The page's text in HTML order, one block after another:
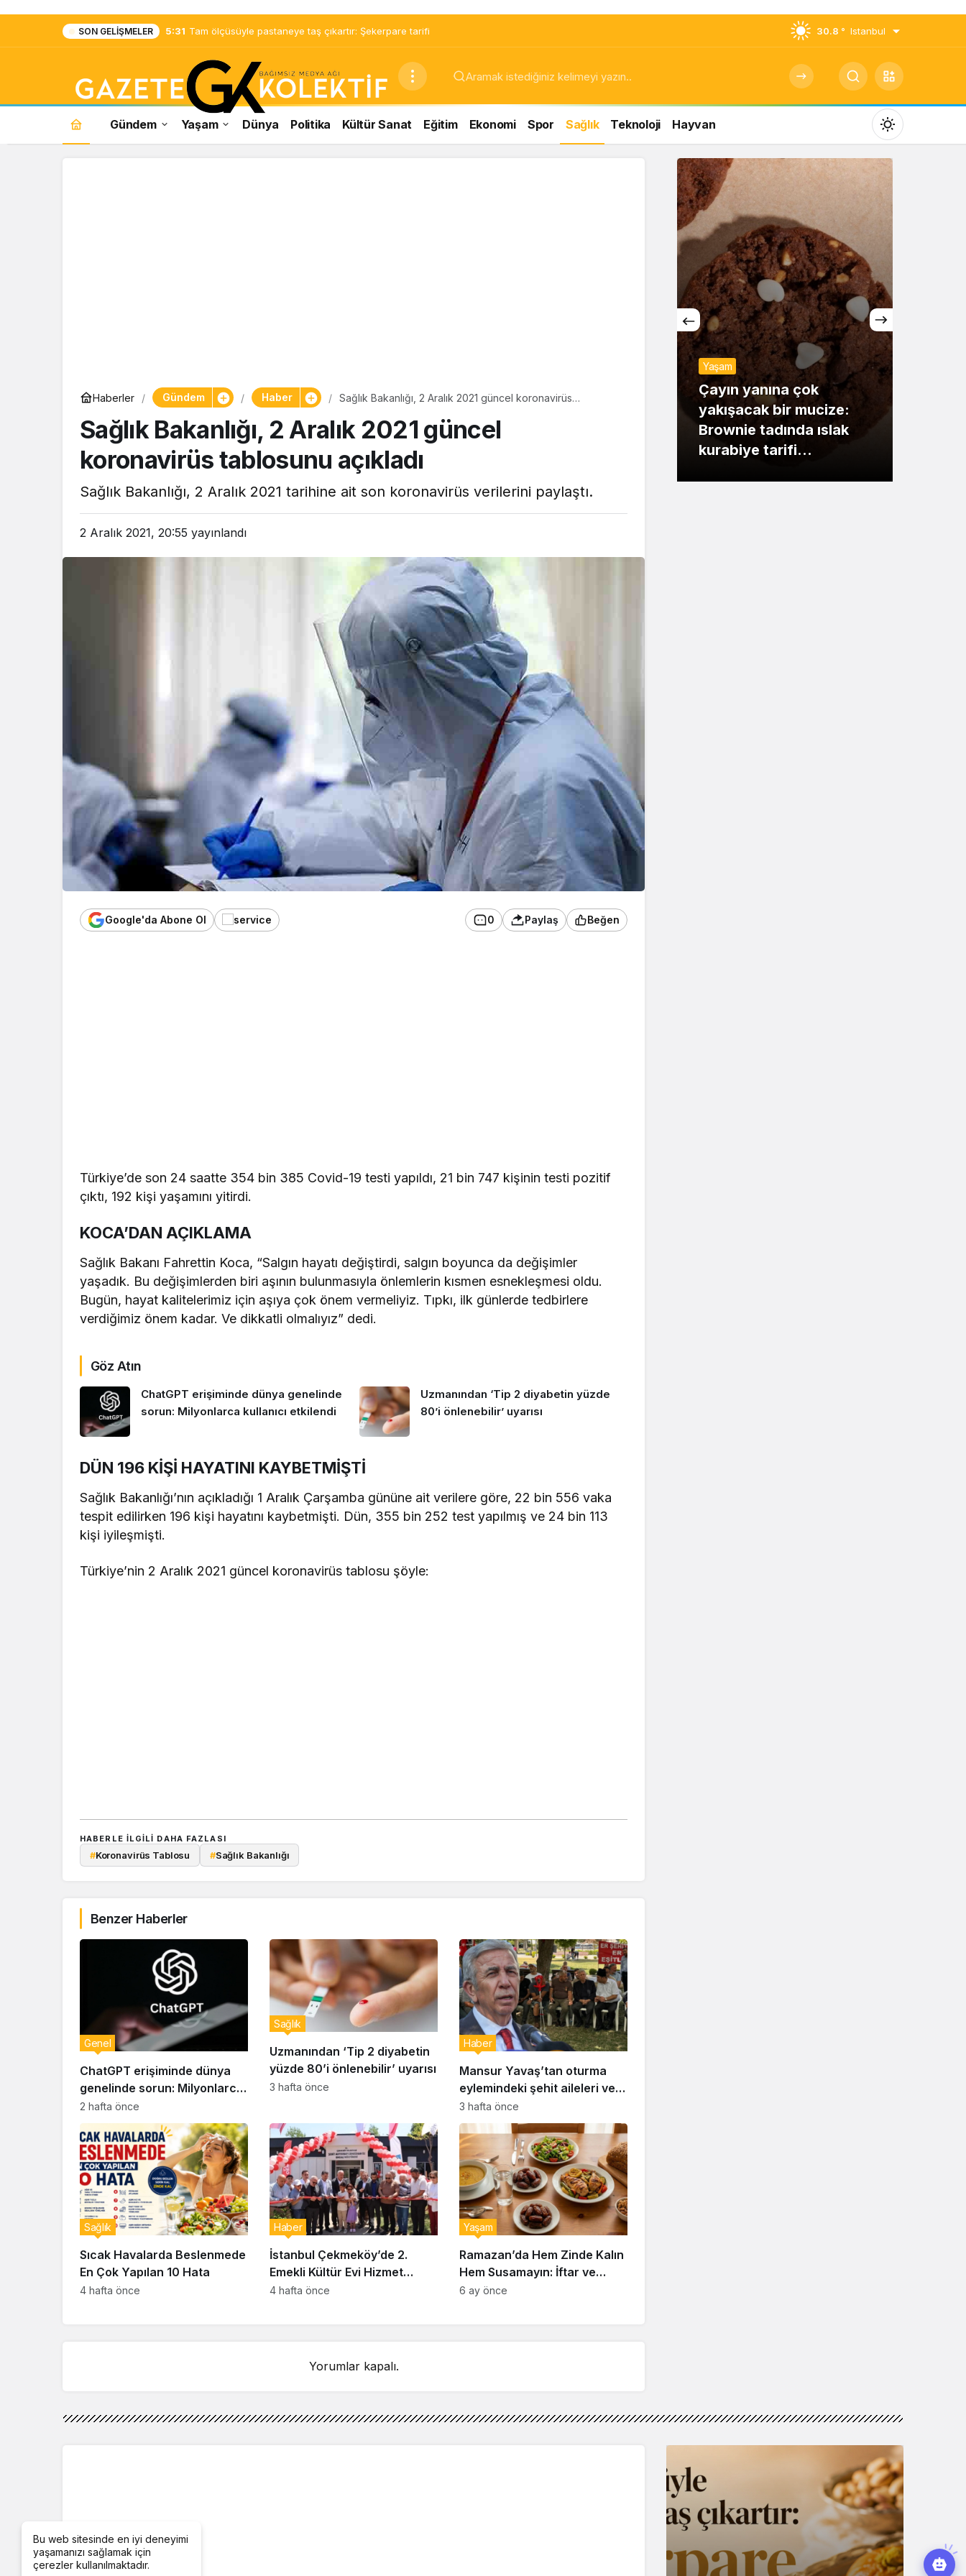
SON GELIŞMELER 5:31 Tam ölçüsüyle pastaneye taş çıkartır: Şekerpare tarifi 30.8 ° Istanbul
Gündem Yaşam Dünya Politika Kültür Sanat Eğitim Ekonomi Spor Sağlık Teknoloji Hayvan
Mod
değiştir
Gündüz Modu
Gündüz modunu seçin.
Gece Modu
Gece modunu seçin.
Sistem Modu
Sistem modunu seçin.
Haberler Gündem Haber
Sağlık Bakanlığı, 2 Aralık 2021 güncel koronavirüs
Sağlık Bakanlığı, 2 Aralık 2021 güncel
koronavirüs tablosunu açıkladı
Sağlık Bakanlığı, 2 Aralık 2021 tarihine ait son koronavirüs verilerini paylaştı.
2 Aralık 2021, 20:55 yayınlandı
Google'da Abone Ol 0 Paylaş Beğen
Türkiye’de son 24 saatte 354 bin 385 Covid-19 testi yapıldı, 21 bin 747 kişinin testi pozitif
çıktı, 192 kişi yaşamını yitirdi.
KOCA’DAN AÇIKLAMA
Sağlık Bakanı Fahrettin Koca, “Salgın hayatı değiştirdi, salgın boyunca da değişimler
yaşadık. Bu değişimlerden biri aşının bulunmasıyla önlemlerin kısmen esnekleşmesi oldu.
Bugün, hayat kalitelerimiz için aşıya çok önem vermeliyiz. Tıpkı, ilk günlerde tedbirlere
verdiğimiz önem kadar. Ve dikkatli olmalıyız” dedi.
Göz Atın
ChatGPT erişiminde dünya genelinde
sorun: Milyonlarca kullanıcı etkilendi
Uzmanından ‘Tip 2 diyabetin yüzde
80’i önlenebilir’ uyarısı
DÜN 196 KİŞİ HAYATINI KAYBETMİŞTİ
Sağlık Bakanlığı’nın açıkladığı 1 Aralık Çarşamba gününe ait verilere göre, 22 bin 556 vaka
tespit edilirken 196 kişi hayatını kaybetmişti. Dün, 355 bin 252 test yapılmış ve 24 bin 113
kişi iyileşmişti.
Türkiye’nin 2 Aralık 2021 güncel koronavirüs tablosu şöyle:
HABERLE ILGILI DAHA FAZLASI
#Koronavirüs Tablosu #Sağlık Bakanlığı
Benzer Haberler
ChatGPT erişiminde dünya
genelinde sorun: Milyonlarca
kullanıcı etkilendi
Genel
2 hafta önce
Uzmanından ‘Tip 2 diyabetin
yüzde 80’i önlenebilir’ uyarısı
Sağlık
3 hafta önce
Mansur Yavaş’tan oturma
eylemindeki şehit aileleri ve
gazilere ziyaret
Haber
3 hafta önce
Sıcak Havalarda Beslenmede
En Çok Yapılan 10 Hata
Sağlık
4 hafta önce
İstanbul Çekmeköy’de 2.
Emekli Kültür Evi Hizmet
Vermeye Başladı
Haber
4 hafta önce
Ramazan’da Hem Zinde Kalın
Hem Susamayın: İftar ve
Sahur İçin Altın Kurallar
Yaşam
6 ay önce
Yorumlar kapalı.
Tam ölçüsüyle
pastaneye taş çıkartır:
Yaşam
Çayın yanına çok
yakışacak bir mucize:
Brownie tadında ıslak
kurabiye tarifi…
Bu web sitesinde en iyi deneyimi
yaşamanızı sağlamak için
çerezler kullanılmaktadır.